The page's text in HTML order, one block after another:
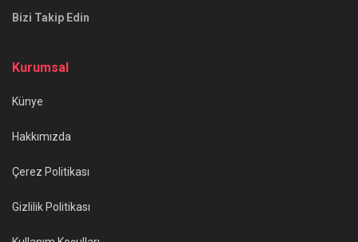
Bizi Takip Edin
Kurumsal
Künye
Hakkımızda
Çerez Politikası
Gizlilik Politikası